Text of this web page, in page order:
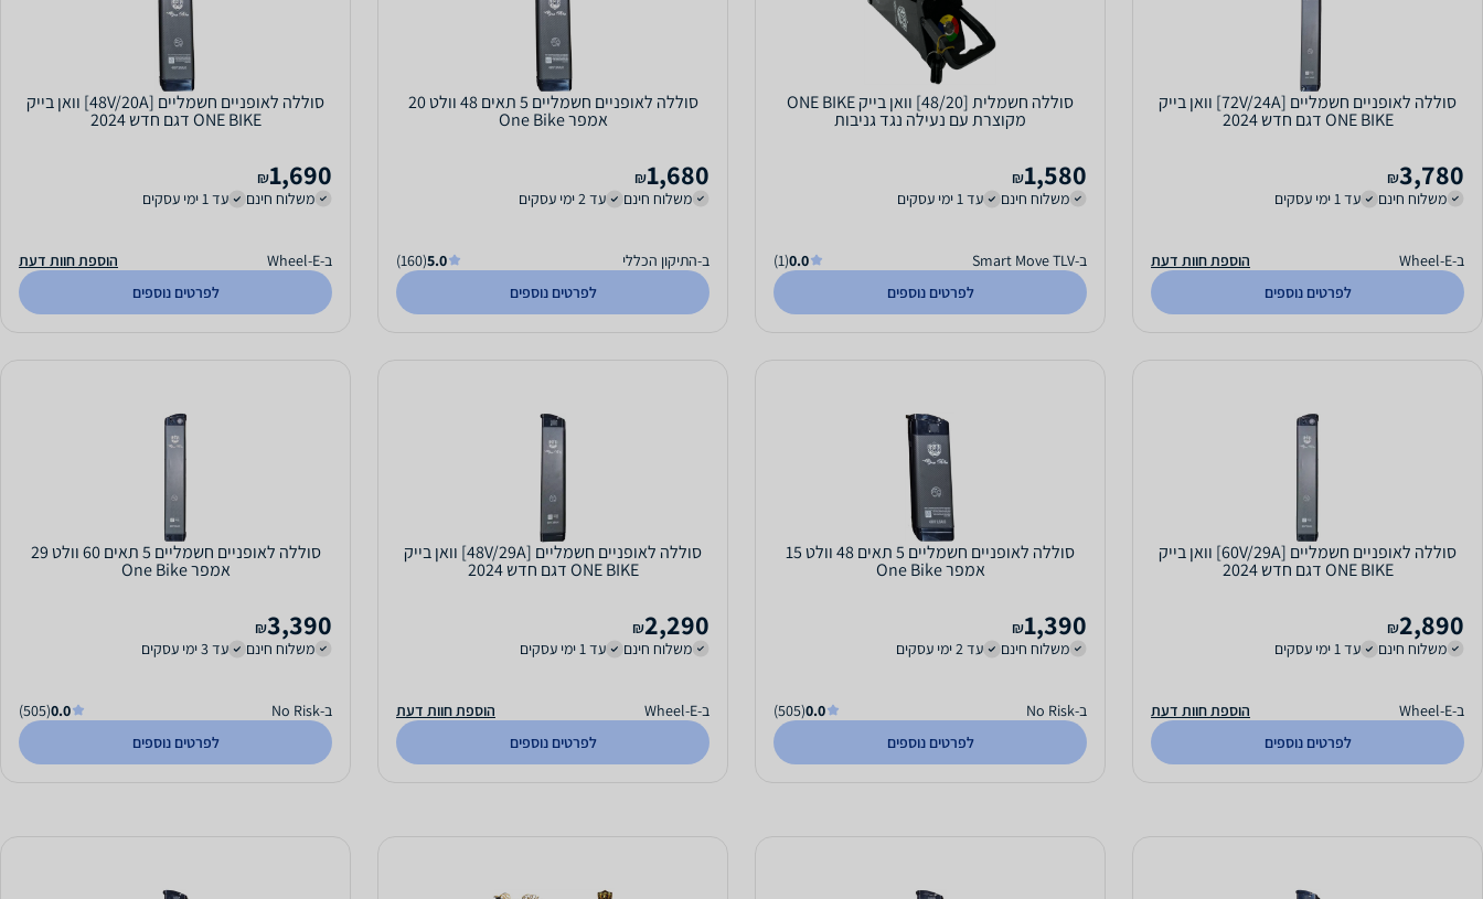
סוללה לאופניים חשמליים [72V/24A] וואן בייק
ONE BIKE דגם חדש 2024
3,780
₪
משלוח חינם
עד 1 ימי עסקים
ב-Wheel-E
הוספת חוות דעת
לפרטים נוספים
סוללה חשמלית [48/20] וואן בייק ONE BIKE
מקוצרת עם נעילה נגד גניבות
1,580
₪
משלוח חינם
עד 1 ימי עסקים
ב-Smart Move TLV 0.0
(1)
לפרטים נוספים
סוללה לאופניים חשמליים 5 תאים 48 וולט 20
אמפר One Bike
1,680
₪
משלוח חינם
עד 2 ימי עסקים
ב-התיקון הכללי 5.0
(160)
לפרטים נוספים
סוללה לאופניים חשמליים [48V/20A] וואן בייק
ONE BIKE דגם חדש 2024
1,690
₪
משלוח חינם
עד 1 ימי עסקים
ב-Wheel-E
הוספת חוות דעת
לפרטים נוספים
סוללה לאופניים חשמליים [60V/29A] וואן בייק
ONE BIKE דגם חדש 2024
2,890
₪
משלוח חינם
עד 1 ימי עסקים
ב-Wheel-E
הוספת חוות דעת
לפרטים נוספים
סוללה לאופניים חשמליים 5 תאים 48 וולט 15
אמפר One Bike
1,390
₪
משלוח חינם
עד 2 ימי עסקים
ב-No Risk 0.0
(505)
לפרטים נוספים
סוללה לאופניים חשמליים [48V/29A] וואן בייק
ONE BIKE דגם חדש 2024
2,290
₪
משלוח חינם
עד 1 ימי עסקים
ב-Wheel-E
הוספת חוות דעת
לפרטים נוספים
סוללה לאופניים חשמליים 5 תאים 60 וולט 29
אמפר One Bike
3,390
₪
משלוח חינם
עד 3 ימי עסקים
ב-No Risk 0.0
(505)
לפרטים נוספים